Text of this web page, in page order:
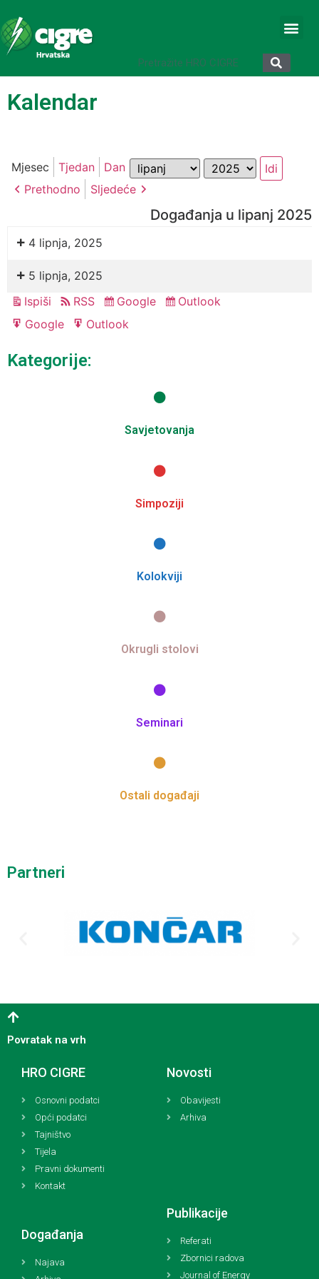
Kalendar
Mjesec Tjedan Dan Mjesec
Godina
Prethodno
Sljedeće
Događanja u lipanj 2025
4 lipnja, 2025
5 lipnja, 2025
Ispiši
Pregled
RSS
Subscribe
in
Google
Subscribe
Outlook
Export
Google
Export
Outlook
Kategorije:
Savjetovanja
Simpoziji
Kolokviji
Okrugli stolovi
Seminari
Ostali događaji
Partneri
Povratak na vrh
HRO CIGRE
Osnovni podatci
Opći podatci
Tajništvo
Tijela
Pravni dokumenti
Kontakt
Novosti
Obavijesti
Arhiva
Događanja
Najava
Publikacije
Referati
Zbornici radova
Journal of Energy